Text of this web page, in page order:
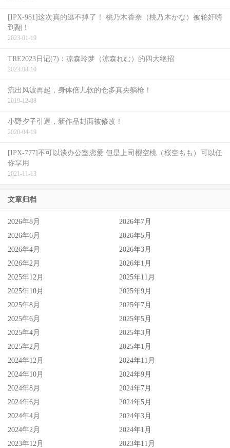
[IPX-981]这次真的逃不掉了！ 桃乃木香奈（桃乃木かな）被轮奸嗨
到翻！
2023-01-19
TRE2023日记(7)：凉森玲梦（涼森れむ）的四大绝招
2023-08-10
流出风波再起，身体倍儿软的仓多真央躺枪！
2019-12-08
小野夕子引退，新作品封面被修改！
2020-04-19
[IPX-777]不可以谈办公室恋爱 但是上司樱空桃（桜空もも）可以任
你享用
2021-11-13
文章归档
2026年8月
2026年7月
2026年6月
2026年5月
2026年4月
2026年3月
2026年2月
2026年1月
2025年12月
2025年11月
2025年10月
2025年9月
2025年8月
2025年7月
2025年6月
2025年5月
2025年4月
2025年3月
2025年2月
2025年1月
2024年12月
2024年11月
2024年10月
2024年9月
2024年8月
2024年7月
2024年6月
2024年5月
2024年4月
2024年3月
2024年2月
2024年1月
2023年12月
2023年11月